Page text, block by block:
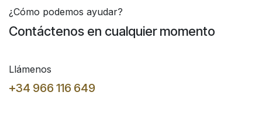
¿Cómo podemos ayudar?
Contáctenos en cualquier momento
Llámenos
+34 966 116 649